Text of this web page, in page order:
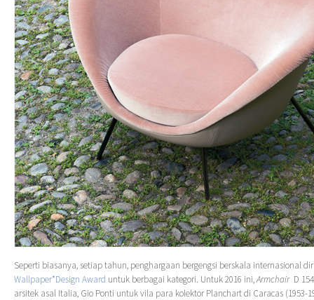
Seperti biasanya, setiap tahun, penghargaan bergengsi berskala internasional
Wallpaper*Design Award untuk berbagai kategori. Untuk 2016 ini,ArmchairD
arsitek asal Italia, Gio Ponti untuk vila para kolektor Planchart di Caracas (1953-